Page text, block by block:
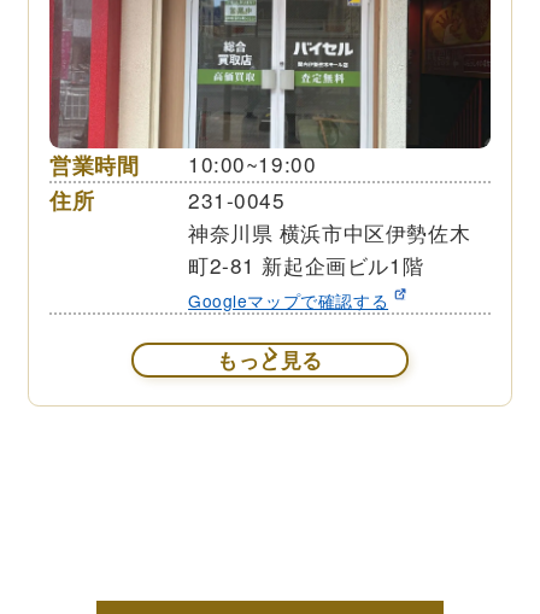
営業時間 10:00~19:00
住所
231-0045
神奈川県 横浜市中区伊勢佐木
町2-81 新起企画ビル1階
Googleマップで確認する
もっと見る